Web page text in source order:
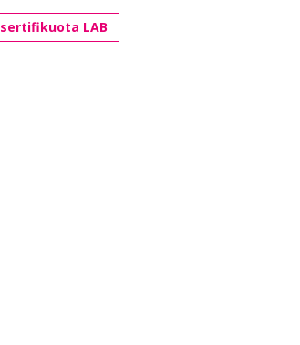
sertifikuota LAB